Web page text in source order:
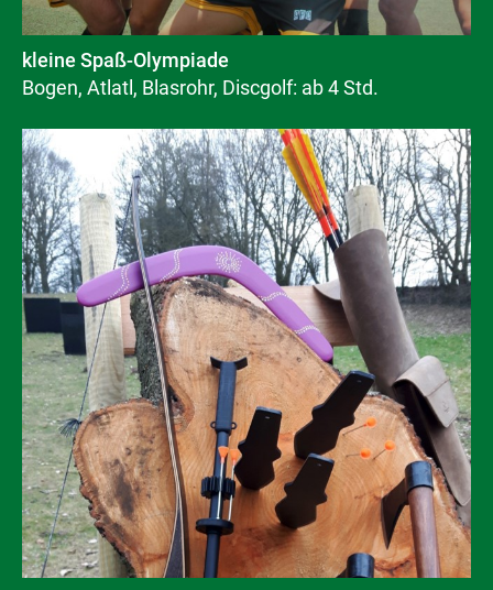
kleine Spaß-Olympiade
Bogen, Atlatl, Blasrohr, Discgolf: ab 4 Std.